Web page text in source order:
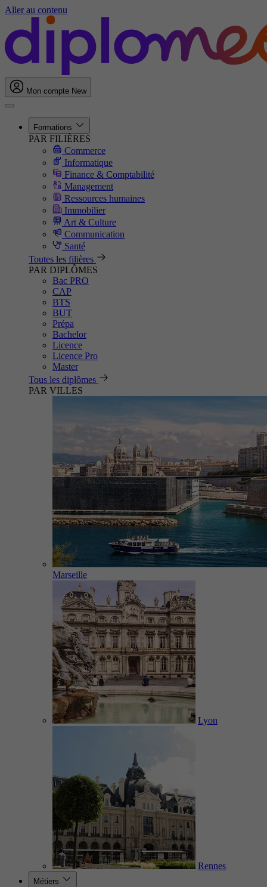
Aller au contenu
Mon compte New
Formations
PAR FILIÈRES
Commerce
Informatique
Finance & Comptabilité
Management
Ressources humaines
Immobilier
Art & Culture
Communication
Santé
Toutes les filières
PAR DIPLÔMES
Bac PRO
CAP
BTS
BUT
Prépa
Bachelor
Licence
Licence Pro
Master
Tous les diplômes
PAR VILLES
Marseille
Lyon
Rennes
Métiers